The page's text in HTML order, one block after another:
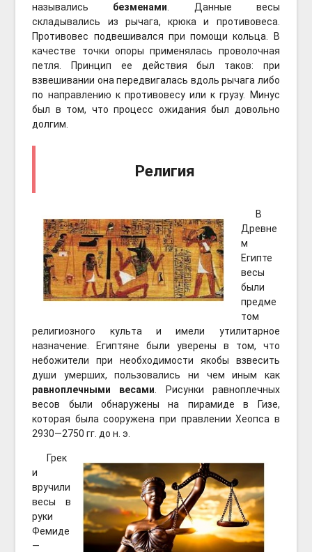
назывались безменами . Данные весы
складывались из рычага, крюка и противовеса.
Противовес подвешивался при помощи кольца. В
качестве точки опоры применялась проволочная
петля. Принцип ее действия был таков: при
взвешивании она передвигалась вдоль рычага либо
по направлению к противовесу или к грузу. Минус
был в том, что процесс ожидания был довольно
долгим.
Религия
В
Древне
м
Египте
весы
были
предме
том
религиозного культа и имели утилитарное
назначение. Египтяне были уверены в том, что
небожители при необходимости якобы взвесить
души умерших, пользовались ни чем иным как
равноплечными весами. Рисунки равноплечных
весов были обнаружены на пирамиде в Гизе,
которая была сооружена при правлении Хеопса в
2930—2750 гг. до н. э.
Грек
и
вручили
весы в
руки
Фемиде
—